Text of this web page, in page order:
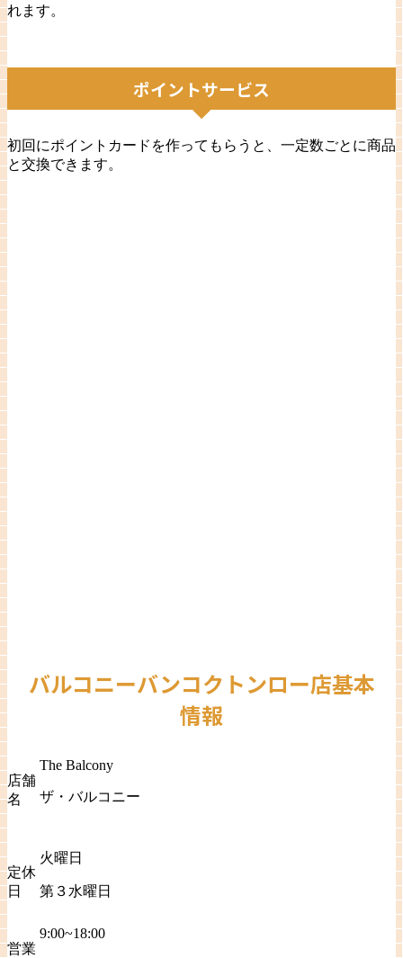
れます。
ポイントサービス
初回にポイントカードを作ってもらうと、一定数ごとに商品
と交換できます。
バルコニーバンコクトンロー店基本
情報
店舗
名
The Balcony
ザ・バルコニー
定休
日
火曜日
第３水曜日
営業
9:00~18:00